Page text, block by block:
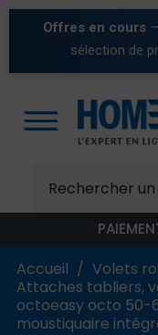
Offres en cours
sélection de
Accueil Volets
Attaches tabliers,
octoeasy octo 50-
moustiquaire